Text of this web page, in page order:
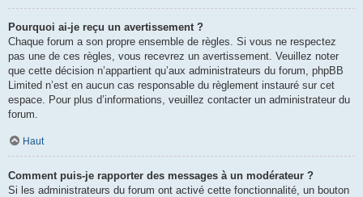
Pourquoi ai-je reçu un avertissement ?
Chaque forum a son propre ensemble de règles. Si vous ne respectez
pas une de ces règles, vous recevrez un avertissement. Veuillez noter
que cette décision n’appartient qu’aux administrateurs du forum, phpBB
Limited n’est en aucun cas responsable du règlement instauré sur cet
espace. Pour plus d’informations, veuillez contacter un administrateur du
forum.
Haut
Comment puis-je rapporter des messages à un modérateur ?
Si les administrateurs du forum ont activé cette fonctionnalité, un bouton